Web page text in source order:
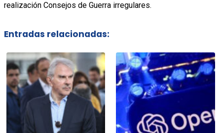
realización Consejos de Guerra irregulares.
Entradas relacionadas: